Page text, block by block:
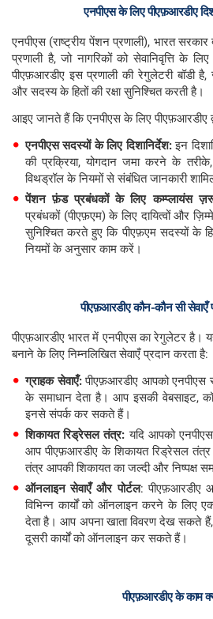
एनपीएसकेलिएपीएफ़आरडीए
एनपीएस (राष्ट्रीय पेंशन प्रणाली), भारत सरकार
प्रणाली है, जो नागरिकों को सेवानिवृत्ति के
पीएफ़आरडीए इस प्रणाली की रेगुलेटरी बॉडी
और सदस्य के हितों की रक्षा सुनिश्चित करती है।
आइए जानते हैं कि एनपीएस के लिए पीएफ़आरडीए
एनपीएस सदस्यों के लिए दिशानिर्देश:इन
की प्रक्रिया, योगदान जमा करने के
विथड्रॉल के नियमों से संबंधित जानकारी
पेंशन फ़ंड प्रबंधकों के लिए कम्प्लायंस
प्रबंधकों (पीएफ़एम) के लिए दायित्वों और
सुनिश्चित करते हुए कि पीएफ़एम सदस्यों के
नियमों के अनुसार काम करें।
पीएफ़आरडीएकौन-कौनसीसेवाएँ
पीएफ़आरडीए भारत में एनपीएस का रेगुलेटर
बनाने के लिए निम्नलिखित सेवाएँ प्रदान करता है:
ग्राहक सेवाएँ:पीएफ़आरडीए आपको एनपीएस
के समाधान देता है। आप इसकी वेबसाइट,
इनसे संपर्क कर सकते हैं।
शिकायत रिड्रेसल तंत्र: यदि आपको
आप पीएफ़आरडीए के शिकायत रिड्रेसल
तंत्र आपकी शिकायत का जल्दी और निष्पक्ष
ऑनलाइन सेवाएँ और पोर्टल: पीएफ़आरडीए
विभिन्न कार्यों को ऑनलाइन करने के लिए
देता है। आप अपना खाता विवरण देख सकते
दूसरी कार्यों को ऑनलाइन कर सकते हैं।
पीएफ़आरडीएकेकाम